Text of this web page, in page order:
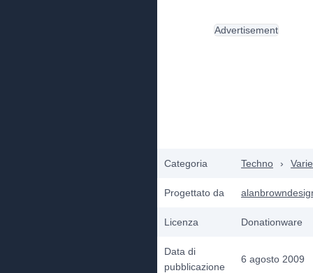
Categoria Techno › Varie
Progettato da
Licenza Donationware
Data di
pubblicazione
6 agosto 2009
Advertisement